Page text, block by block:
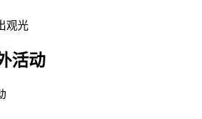
观光
活动